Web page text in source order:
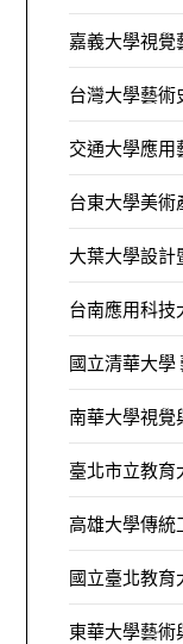
嘉義大學視覺
台灣大學藝術
交通大學應用
台東大學美術
大葉大學設計
台南應用科技
國立清華大學
南華大學視覺
臺北市立教育
高雄大學傳統
國立臺北教育
東華大學藝術